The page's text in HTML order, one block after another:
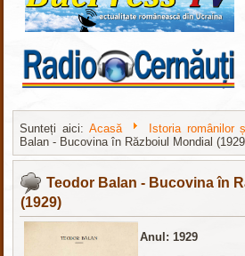
Sunteți aici: Acasă Istoria românilor
Balan - Bucovina în Războiul Mondial
nachodki.ru
Teodor Balan - Bucovina în
(1929)
Anul:1929